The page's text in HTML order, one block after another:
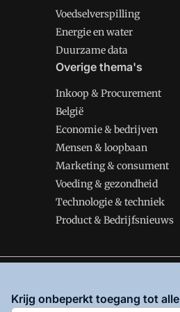
Voedselverspilling
Energie en water
Duurzame data
Overige thema's
Inkoop & Procurement
België
Economie & bedrijven
Mensen & loopbaan
Marketing & consument
Voeding & gezondheid
Technologie & techniek
Product & Bedrijfsnieuws
enPrivacy en Cookie beleid
Krijg onbeperkt toegang tot